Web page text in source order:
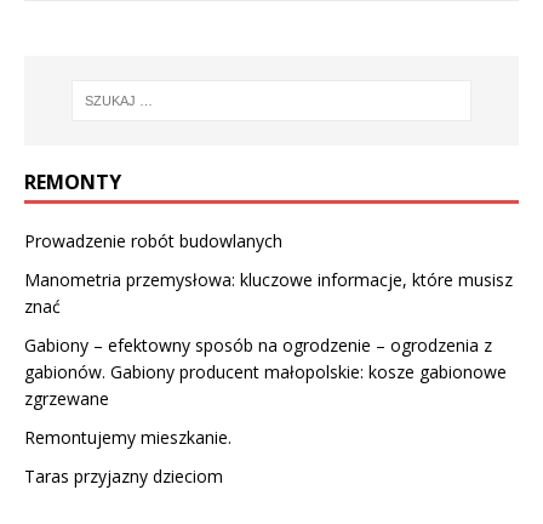
REMONTY
Prowadzenie robót budowlanych
Manometria przemysłowa: kluczowe informacje, które musisz
znać
Gabiony – efektowny sposób na ogrodzenie – ogrodzenia z
gabionów. Gabiony producent małopolskie: kosze gabionowe
zgrzewane
Remontujemy mieszkanie.
Taras przyjazny dzieciom